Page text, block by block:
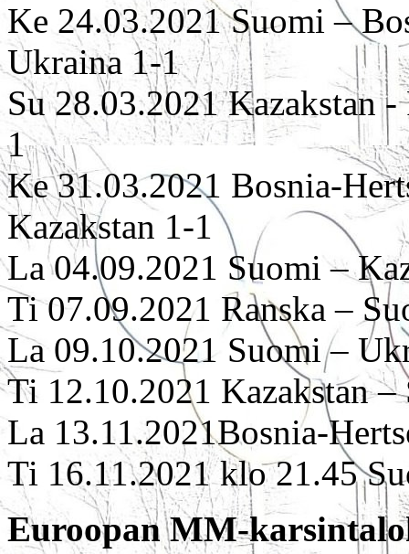
Ke 24.03.2021 Suomi –
Ukraina 1-1
Su 28.03.2021 Kazakstan
1
Ke 31.03.2021 Bosnia-
Kazakstan 1-1
La 04.09.2021 Suomi –
Ti 07.09.2021 Ranska –
La 09.10.2021 Suomi –
Ti 12.10.2021 Kazakstan –
La 13.11.2021Bosnia-
Ti 16.11.2021 klo 21.45
Euroopan MM-